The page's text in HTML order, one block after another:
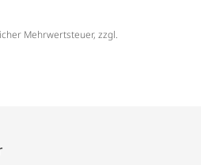
Mehrwertsteuer, zzgl.